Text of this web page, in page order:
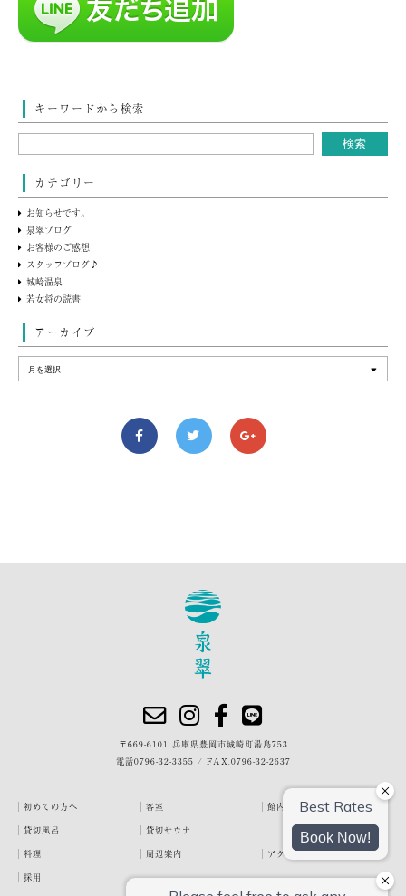
キーワードから検索
カテゴリー
お知らせです。
泉翠ブログ
お客様のご感想
スタッフブログ♪
城崎温泉
若女将の読書
アーカイブ
〒669-6101 兵庫県豊岡市城崎町湯島753
電話0796-32-3355 / FAX.0796-32-2637
初めての方へ 客室
館内・施設
貸切風呂
貸切サウナ
料理
周辺案内
アクセス
採用